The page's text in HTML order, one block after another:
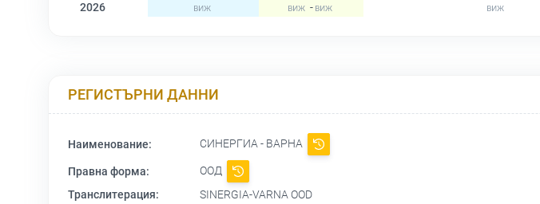
2026
-
РЕГИСТЪРНИ ДАННИ
Наименование: СИНЕРГИА - ВАРНА
Правна форма:
ООД
Транслитерация:
SINERGIA-VARNA OOD